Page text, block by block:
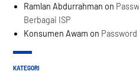
Ramlan Abdurrahman on
Berbagai ISP
Konsumen Awam on Password
KATEGORI